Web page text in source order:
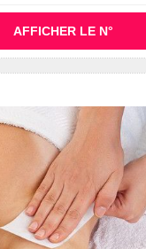
AFFICHER LE N°